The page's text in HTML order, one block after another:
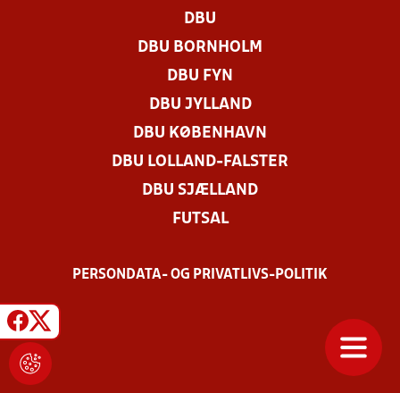
DBU
DBU BORNHOLM
DBU FYN
DBU JYLLAND
DBU KØBENHAVN
DBU LOLLAND-FALSTER
DBU SJÆLLAND
FUTSAL
PERSONDATA- OG PRIVATLIVS-POLITIK